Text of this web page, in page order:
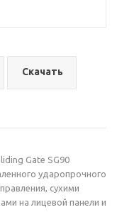
Скачать
Gate SG90
ударопрочного
сухими
на лицевой панели и